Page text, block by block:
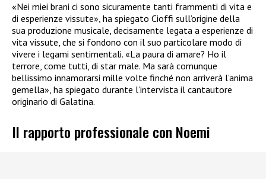
«Nei miei brani ci sono sicuramente tanti frammenti di vita e
di esperienze vissute», ha spiegato Cioffi sull’origine della
sua produzione musicale, decisamente legata a esperienze di
vita vissute, che si fondono con il suo particolare modo di
vivere i legami sentimentali. «La paura di amare? Ho il
terrore, come tutti, di star male. Ma sarà comunque
bellissimo innamorarsi mille volte finché non arriverà l’anima
gemella», ha spiegato durante l’intervista il cantautore
originario di Galatina.
Il rapporto professionale con Noemi